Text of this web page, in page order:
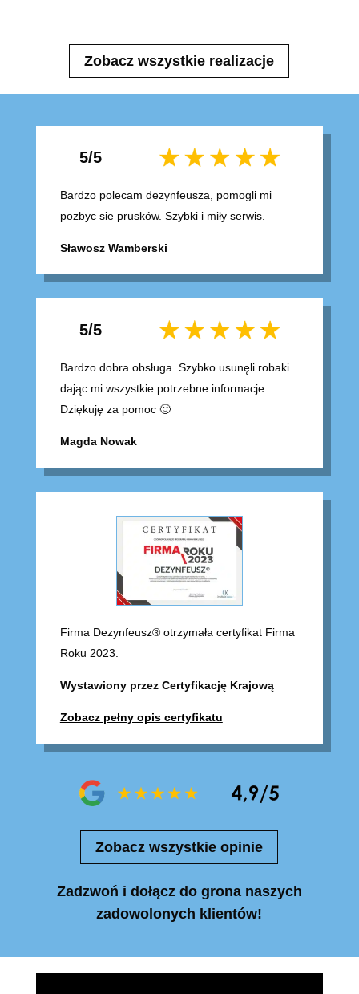
Zobacz wszystkie realizacje
5/5
Bardzo polecam dezynfeusza, pomogli mi
pozbyc sie prusków. Szybki i miły serwis.
Sławosz Wamberski
5/5
Bardzo dobra obsługa. Szybko usunęli robaki
dając mi wszystkie potrzebne informacje.
Dziękuję za pomoc 🙂
Magda Nowak
Firma Dezynfeusz® otrzymała certyfikat Firma
Roku 2023.
Wystawiony przez Certyfikację Krajową
Zobacz pełny opis certyfikatu
Zobacz wszystkie opinie
Zadzwoń i dołącz do grona naszych
zadowolonych klientów!